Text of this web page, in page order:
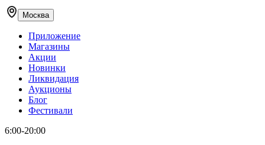
Москва
Приложение
Магазины
Акции
Новинки
Ликвидация
Аукционы
Блог
Фестивали
6:00-20:00